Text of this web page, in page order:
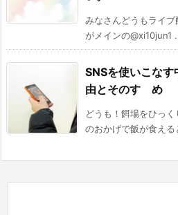
みなさんどうもライ
がメインの@xi10jun1
SNSを使いこな
由とそのすゝめ
どうも！餌場をひっ
のおかげで飯が食え